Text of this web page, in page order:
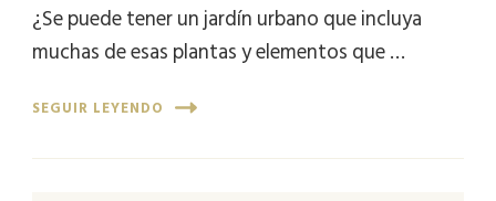
¿Se puede tener un jardín urbano que incluya
muchas de esas plantas y elementos que …
SEGUIR LEYENDO